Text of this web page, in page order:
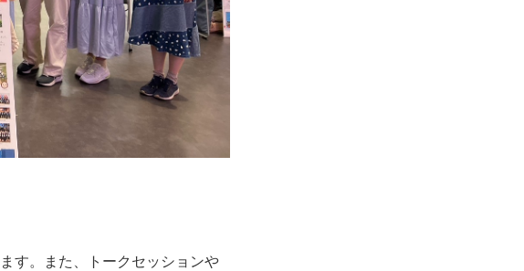
す。また、トークセッションや